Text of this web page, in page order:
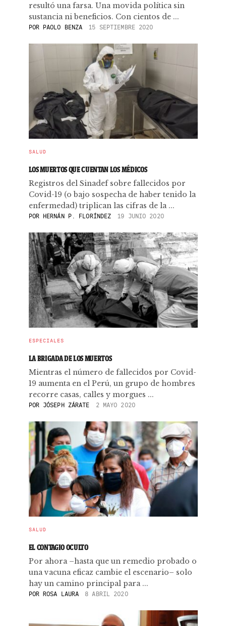
resultó una farsa. Una movida política sin
sustancia ni beneficios. Con cientos de ...
PORPAOLO BENZA 15 SEPTIEMBRE 2020
SALUD
LOS MUERTOS QUE CUENTAN LOS MÉDICOS
Registros del Sinadef sobre fallecidos por
Covid-19 (o bajo sospecha de haber tenido la
enfermedad) triplican las cifras de la ...
PORHERNÁN P. FLORÍNDEZ 19 JUNIO 2020
ESPECIALES
LA BRIGADA DE LOS MUERTOS
Mientras el número de fallecidos por Covid-
19 aumenta en el Perú, un grupo de hombres
recorre casas, calles y morgues ...
PORJÓSEPH ZÁRATE 2 MAYO 2020
SALUD
EL CONTAGIO OCULTO
Por ahora –hasta que un remedio probado o
una vacuna eficaz cambie el escenario– solo
hay un camino principal para ...
PORROSA LAURA 8 ABRIL 2020